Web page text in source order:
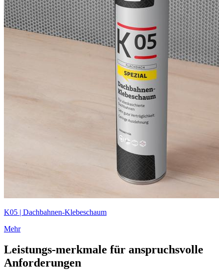
K05 | Dachbahnen-Klebeschaum
Mehr
Leistungs-merkmale für anspruchsvolle
Anforderungen